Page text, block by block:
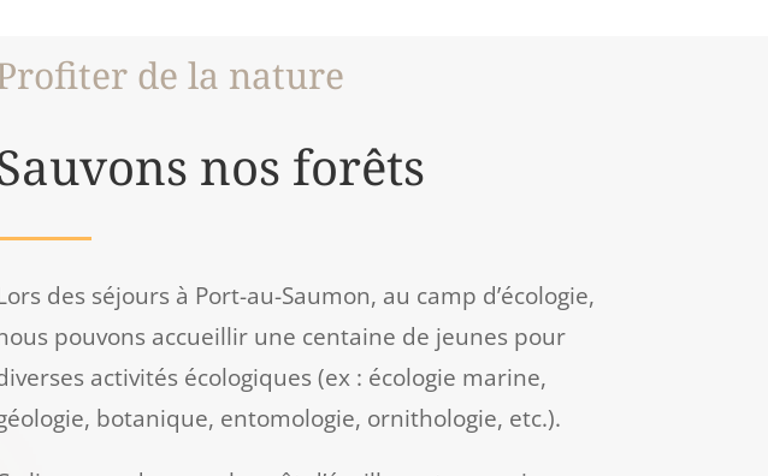
de la nature
nos forêts
des séjours à Port-au-Saumon, au camp d’écologie,
pouvons accueillir une centaine de jeunes pour
activités écologiques (ex : écologie marine,
botanique, entomologie, ornithologie, etc.).